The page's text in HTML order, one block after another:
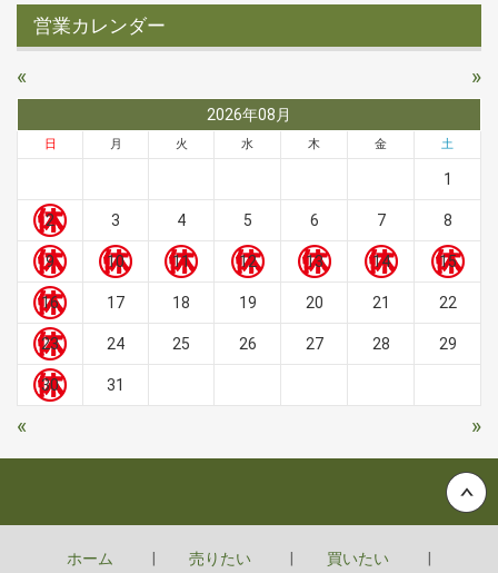
営業カレンダー
« »
2026年08月
日 月 火 水 木 金 土
1
2 3 4 5 6 7 8
9 10 11 12 13 14 15
16 17 18 19 20 21 22
23 24 25 26 27 28 29
30 31
« »
ホーム 売りたい 買いたい